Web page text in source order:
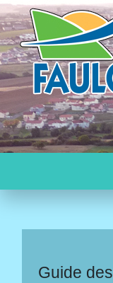
Guide